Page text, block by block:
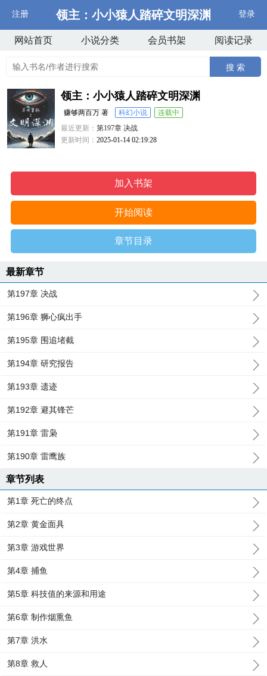
注册 领主：小小猿人踏碎文明深渊 登录
网站首页 小说分类 会员书架 阅读记录
搜 索
领主：小小猿人踏碎文明深渊
赚够两百万 著 科幻小说
连载中
最近更新：第197章 决战
更新时间：2025-01-14 02:19:28
加入书架
开始阅读
章节目录
最新章节
第197章 决战
第196章 狮心疯出手
第195章 围追堵截
第194章 研究报告
第193章 遗迹
第192章 避其锋芒
第191章 雷枭
第190章 雷鹰族
章节列表
第1章 死亡的终点
第2章 黄金面具
第3章 游戏世界
第4章 捕鱼
第5章 科技值的来源和用途
第6章 制作烟熏鱼
第7章 洪水
第8章 救人